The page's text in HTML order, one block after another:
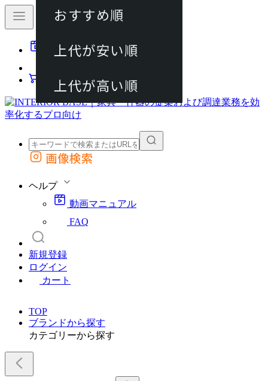
動画マニュアル
カート
外部サイトの商品をカートに追加
画像検索
ヘルプ
動画マニュアル
FAQ
新規登録
ログイン
カート
TOP
ブランドから探す
カテゴリーから探す
おすすめ順
上代が安い順
上代が高い順